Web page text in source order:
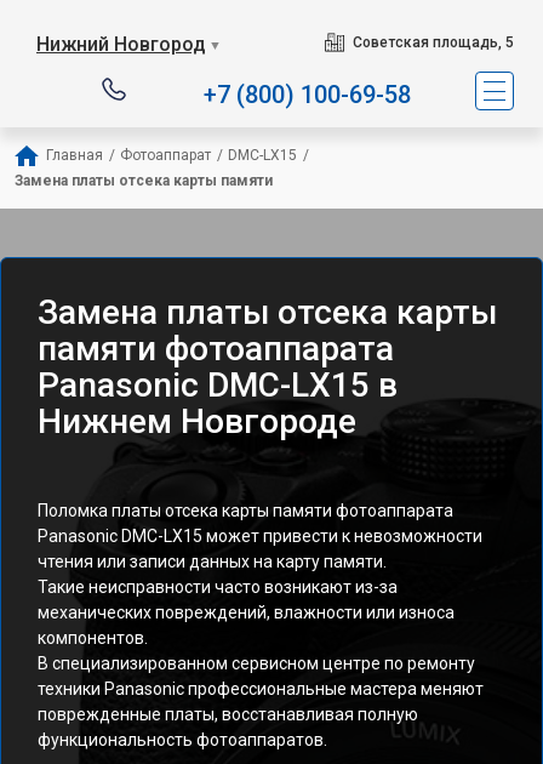
Нижний Новгород ▼ Советская площадь, 5
+7 (800) 100-69-58
Главная / Фотоаппарат / DMC-LX15 /
Замена платы отсека карты памяти
Замена платы отсека карты
памяти фотоаппарата
Panasonic DMC-LX15 в
Нижнем Новгороде
Поломка платы отсека карты памяти фотоаппарата
Panasonic DMC-LX15 может привести к невозможности
чтения или записи данных на карту памяти.
Такие неисправности часто возникают из-за
механических повреждений, влажности или износа
компонентов.
В специализированном сервисном центре по ремонту
техники Panasonic профессиональные мастера меняют
поврежденные платы, восстанавливая полную
функциональность фотоаппаратов.